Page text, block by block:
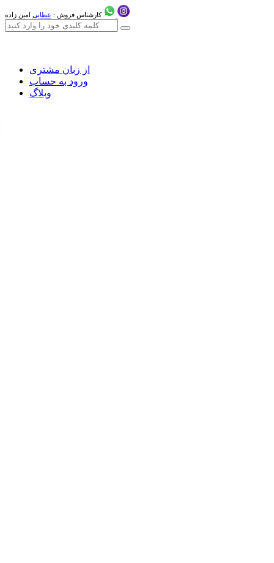
کارشناس فروش : عطایی امین زاده
از زبان مشتری
ورود به حساب
وبلاگ